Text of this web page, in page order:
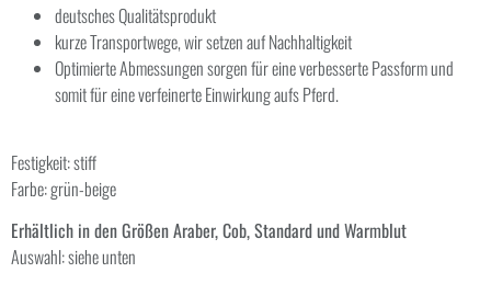
deutsches Qualitätsprodukt
kurze Transportwege, wir setzen auf Nachhaltigkeit
Optimierte Abmessungen sorgen für eine verbesserte Passform und
somit für eine verfeinerte Einwirkung aufs Pferd.
Festigkeit: stiff
Farbe: grün-beige
Erhältlich in den Größen Araber, Cob, Standard und Warmblut
Auswahl: siehe unten